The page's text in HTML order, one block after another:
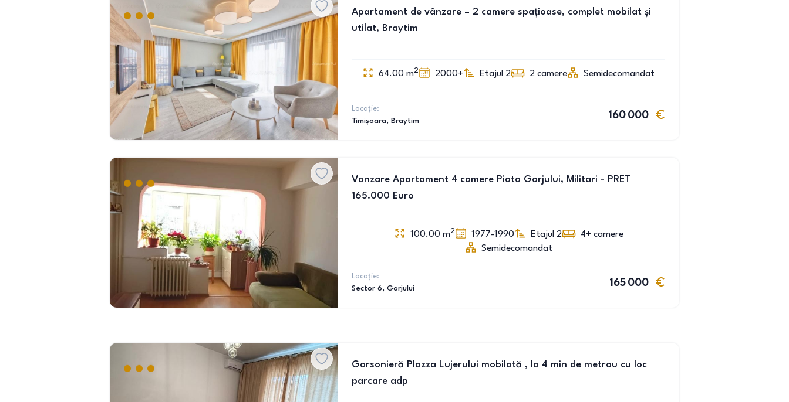
Apartament de vânzare – 2 camere spațioase, complet mobilat și
utilat, Braytim
64.00 m2 2000+ Etajul 2 2 camere Semidecomandat
Locație:
Timișoara, Braytim
160 000
Vanzare Apartament 4 camere Piata Gorjului, Militari - PRET
165.000 Euro
100.00 m2 1977-1990 Etajul 2 4+ camere
Semidecomandat
Locație:
Sector 6, Gorjului
165 000
Garsonieră Plazza Lujerului mobilată , la 4 min de metrou cu loc
parcare adp